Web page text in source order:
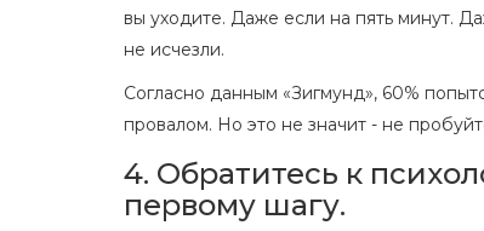
вы уходите. Даже если на пять минут.
не исчезли.
Согласно данным «Зигмунд», 60%
провалом. Но это не значит - не
4. Обратитесь к
первому шагу.